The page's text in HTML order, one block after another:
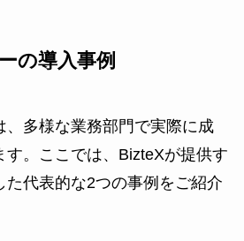
の導入事例
、多様な業務部門で実際に成
す。ここでは、BizteXが提供す
た代表的な2つの事例をご紹介